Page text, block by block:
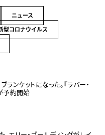
ニュース
型コロナウイルス
ランケットになった。『ラバー・
予約開始